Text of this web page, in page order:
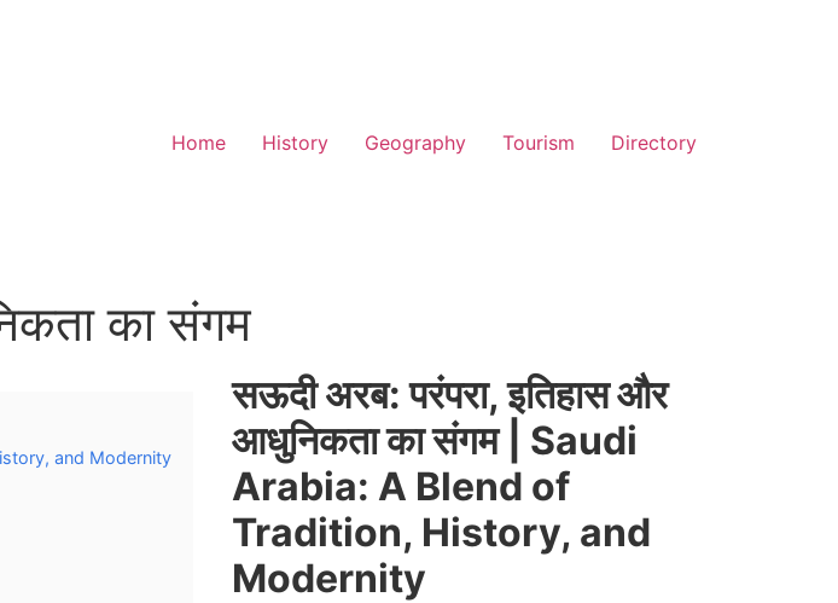
Home History Geography Tourism Directory
का संगम
and Modernity
सऊदी अरब: परंपरा, इतिहास और
आधुनिकता का संगम | Saudi
Arabia: A Blend of
Tradition, History, and
Modernity